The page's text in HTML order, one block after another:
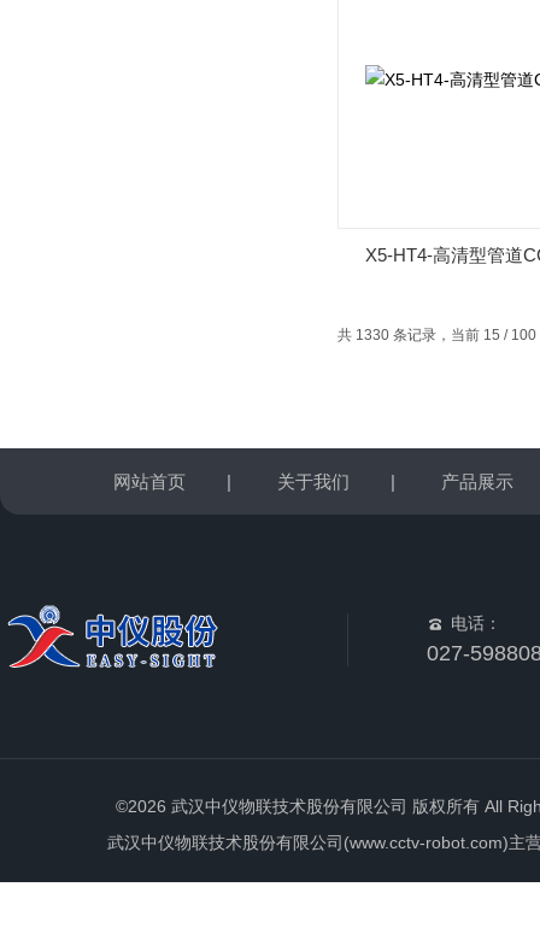
X5-HT4-高清型管道
共 1330 条记录，当前 15 /
网站首页 | 关于我们 | 产品展示
电话：
027-
©2026 武汉中仪物联技术股份有限公司 版权所有 All
武汉中仪物联技术股份有限公司(www.cctv-robot.com)主